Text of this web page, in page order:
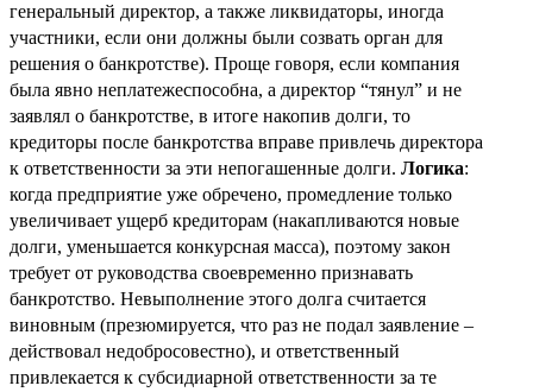
генеральный директор, а также ликвидаторы, иногда
участники, если они должны были созвать орган для
решения о банкротстве). Проще говоря, если компания
была явно неплатежеспособна, а директор “тянул” и не
заявлял о банкротстве, в итоге накопив долги, то
кредиторы после банкротства вправе привлечь директора
к ответственности за эти непогашенные долги. Логика:
когда предприятие уже обречено, промедление только
увеличивает ущерб кредиторам (накапливаются новые
долги, уменьшается конкурсная масса), поэтому закон
требует от руководства своевременно признавать
банкротство. Невыполнение этого долга считается
виновным (презюмируется, что раз не подал заявление –
действовал недобросовестно), и ответственный
привлекается к субсидиарной ответственности за те